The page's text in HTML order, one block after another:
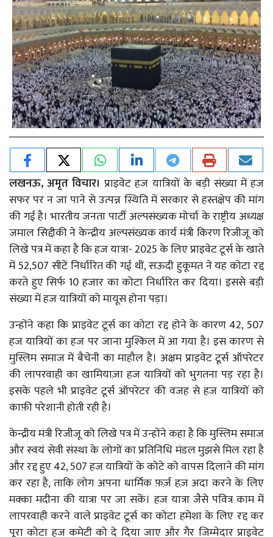
लखनऊ, अमृत विचार।प्राइवेट हज यात्रियों के बड़ी संख्या में हज
सफर पर न जा पाने से उत्पन्न स्थिति में सरकार से हस्तक्षेप की मांग
की गई है। भारतीय जनता पार्टी अल्पसंख्यक मोर्चा के राष्ट्रीय अध्यक्ष
जमाल सिद्दीकी ने केन्द्रीय अल्पसंख्यक कार्य मंत्री किरण रिजीजू को
लिखे पत्र में कहा है कि हज यात्रा- 2025 के लिए प्राइवेट टूर्स के खाते
में 52,507 सीटें निर्धारित की गई थीं, सऊदी हुकूमत ने यह कोटा रद्द
करते हुए सिर्फ 10 हजार का कोटा निर्धारित कर दिया। इससे बड़ी
संख्या में हज यात्रियों को मायूस होना पड़ा।
उन्होंने कहा कि प्राइवेट टूर्स का कोटा रद्द होने के कारण 42, 507
हज यात्रियों का हज पर जाना मुश्किल में आ गया है। इस कारण से
मुस्लिम समाज में बैचेनी का माहौल है। अक्षम प्राइवेट टूर्स ऑपरेटर
की लापरवाही का खामियाज़ा हज यात्रियों को भुगतना पड़ रहा है।
इसके पहले भी प्राइवेट टूर्स ऑपरेटर की वजह से हज यात्रियों को
काफ़ी परेशानी होती रही है।
केन्द्रीय मंत्री रिजीजू को लिखे पत्र में उन्होंने कहा है कि मुस्लिम समाज
और स्वयं सेवी संस्था के लोगों का प्रतिनिधि मंडल मुझसे मिल रहा है
और रद्द हुए 42, 507 हज यात्रियों के कोटे को वापस दिलाने की मांग
कर रहा है, ताकि लोग अपना धार्मिक फ़र्ज़ हज़ अदा करने के लिए
मक्का मदीना की यात्रा पर जा सकें। हज यात्रा जैसे पवित्र काम में
लापरवाही करने वाले प्राइवेट टूर्स का कोटा हमेशा के लिए रद्द कर
पूरा कोटा हज कमेटी को दे दिया जाए और गैर जिम्मेदार प्राइवेट